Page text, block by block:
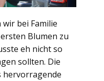
bei Familie
Blumen zu
eh nicht so
sollten. Die
hervorragende